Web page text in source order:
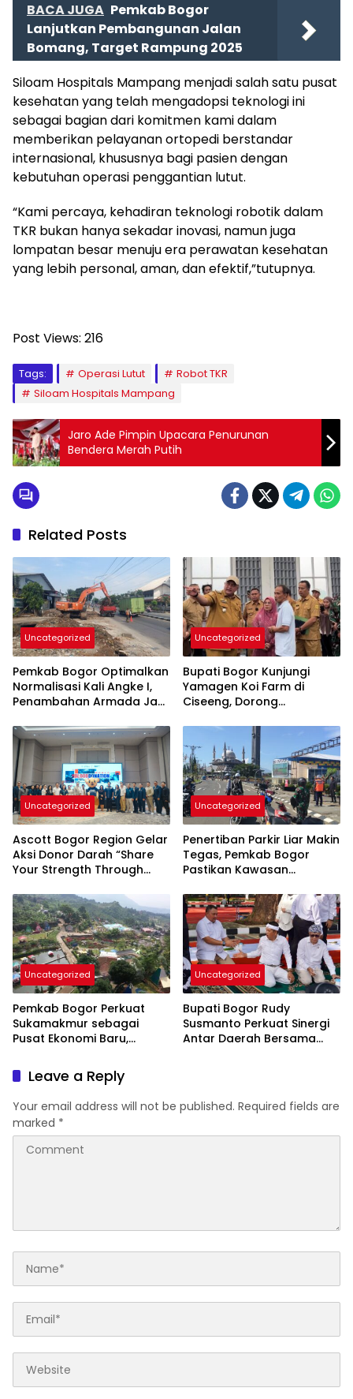
BACA JUGA Pemkab Bogor
Lanjutkan Pembangunan Jalan
Bomang, Target Rampung 2025
Siloam Hospitals Mampang menjadi salah satu pusat
kesehatan yang telah mengadopsi teknologi ini
sebagai bagian dari komitmen kami dalam
memberikan pelayanan ortopedi berstandar
internasional, khususnya bagi pasien dengan
kebutuhan operasi penggantian lutut.
“Kami percaya, kehadiran teknologi robotik dalam
TKR bukan hanya sekadar inovasi, namun juga
lompatan besar menuju era perawatan kesehatan
yang lebih personal, aman, dan efektif,”tutupnya.
Post Views: 216
Tags: Operasi Lutut
Robot TKR
Siloam Hospitals Mampang
Jaro Ade Pimpin Upacara Penurunan
Bendera Merah Putih
Related Posts
Uncategorized
Pemkab Bogor Optimalkan
Normalisasi Kali Angke I,
Penambahan Armada Jadi
Uncategorized
Bupati Bogor Kunjungi
Yamagen Koi Farm di
Ciseeng, Dorong
Perikanan Daerah
Uncategorized
Ascott Bogor Region Gelar
Aksi Donor Darah “Share
Your Strength Through
PMI Kabupaten Bogor
Uncategorized
Penertiban Parkir Liar Makin
Tegas, Pemkab Bogor
Pastikan Kawasan
Uncategorized
Pemkab Bogor Perkuat
Sukamakmur sebagai
Pusat Ekonomi Baru,
Bogor Timur
Uncategorized
Bupati Bogor Rudy
Susmanto Perkuat Sinergi
Antar Daerah Bersama
Leave a Reply
Your email address will not be published. Required fields are
marked *